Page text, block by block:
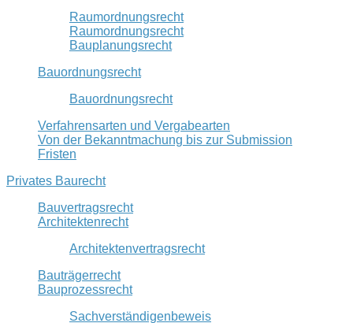
Raumordnungsrecht
Raumordnungsrecht
Bauplanungsrecht
Bauordnungsrecht
Bauordnungsrecht
Verfahrensarten und Vergabearten
Von der Bekanntmachung bis zur Submission
Fristen
Privates Baurecht
Bauvertragsrecht
Architektenrecht
Architektenvertragsrecht
Bauträgerrecht
Bauprozessrecht
Sachverständigenbeweis